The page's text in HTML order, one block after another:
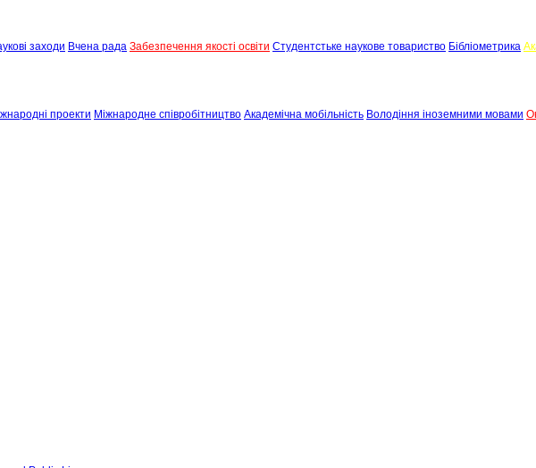
заходи Вчена рада Забезпечення якості освіти Студентстьке наукове товариство Бібліометрика
проекти Міжнародне співробітництво Академічна мобільність Володіння іноземними мовами